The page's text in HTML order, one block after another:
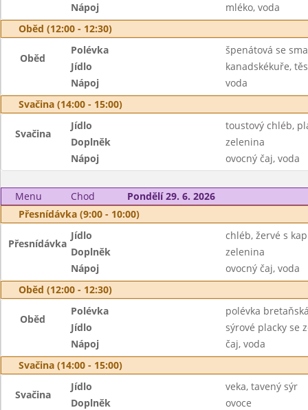
Nápoj
mléko, voda
Oběd (12:00 - 12:30)
Oběd
Polévka
špenátová se
Jídlo
kanadskékuře,
Nápoj
voda
Svačina (14:00 - 15:00)
Svačina
Jídlo
toustový chléb,
Doplněk
zelenina
Nápoj
ovocný čaj, voda
Menu Chod
Pondělí 29. 6. 2026
Přesnídávka (9:00 - 10:00)
Přesnídávka
Jídlo
chléb, žervé s
Doplněk
zelenina
Nápoj
ovocný čaj, voda
Oběd (12:00 - 12:30)
Oběd
Polévka
polévka
Jídlo
sýrové placky se
Nápoj
čaj, voda
Svačina (14:00 - 15:00)
Svačina
Jídlo
veka, tavený sýr
Doplněk
ovoce